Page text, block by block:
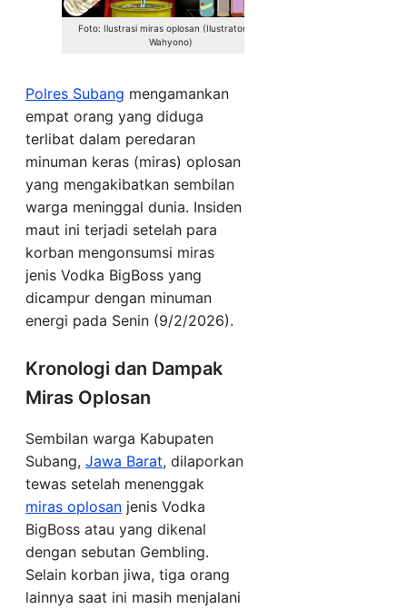
Foto: Ilustrasi miras oplosan (Ilustrator: Edi
Wahyono)
Polres Subang mengamankan
empat orang yang diduga
terlibat dalam peredaran
minuman keras (miras) oplosan
yang mengakibatkan sembilan
warga meninggal dunia. Insiden
maut ini terjadi setelah para
korban mengonsumsi miras
jenis Vodka BigBoss yang
dicampur dengan minuman
energi pada Senin (9/2/2026).
Kronologi dan Dampak
Miras Oplosan
Sembilan warga Kabupaten
Subang, Jawa Barat, dilaporkan
tewas setelah menenggak
miras oplosan jenis Vodka
BigBoss atau yang dikenal
dengan sebutan Gembling.
Selain korban jiwa, tiga orang
lainnya saat ini masih menjalani